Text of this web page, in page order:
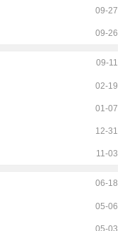
09-27
09-26
09-11
02-19
01-07
12-31
11-03
06-18
05-06
05-03